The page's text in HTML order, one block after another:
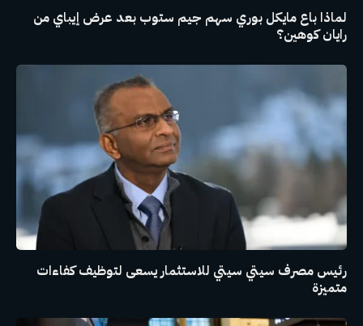
لماذا باع مايكل بوري سهم جيم ستوب بعد عرض إيباي من
رايان كوهين؟
رئيس مصرف سيتي سيتي للاستثمار يسعى لتوظيف كفاءات
متميزة